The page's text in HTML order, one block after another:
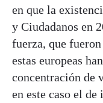
en que la
y Ciudadanos en
fuerza, que
estas europeas
concentración de
en este caso el de